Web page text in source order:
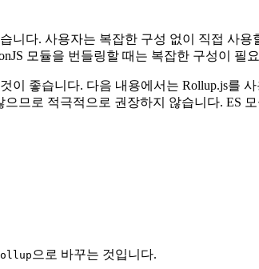
니다. 사용자는 복잡한 구성 없이 직접 사
모듈을 번들링할 때는 복잡한 구성이
이 좋습니다. 다음 내용에서는 Rollup.js를
므로 적극적으로 권장하지 않습니다. ES
으로 바꾸는 것입니다.